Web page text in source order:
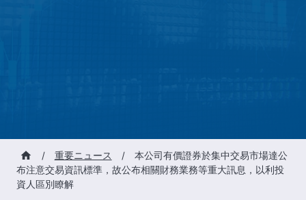
/ 重要ニュース /
本公司有價證券於集中交易市場達公
布注意交易資訊標準，故公布相關財務業務等重大訊息，以利投
資人區別瞭解